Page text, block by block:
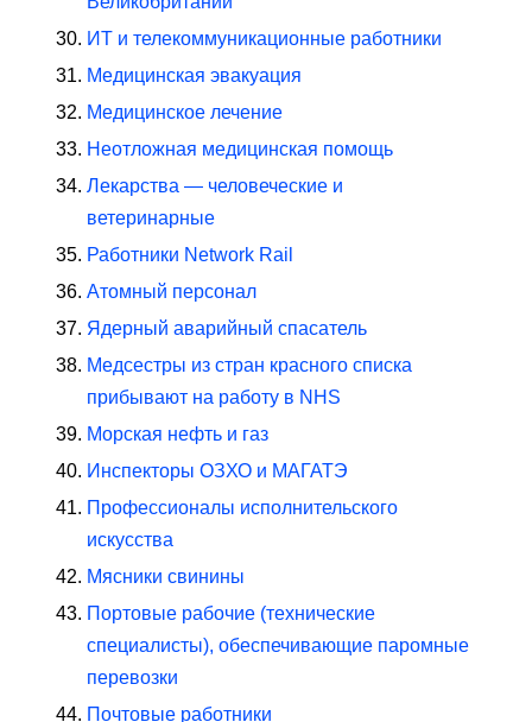
ИТ и телекоммуникационные работники
Медицинская эвакуация
Медицинское лечение
Неотложная медицинская помощь
Лекарства — человеческие и
ветеринарные
Работники Network Rail
Атомный персонал
Ядерный аварийный спасатель
Медсестры из стран красного списка
прибывают на работу в NHS
Морская нефть и газ
Инспекторы ОЗХО и МАГАТЭ
Профессионалы исполнительского
искусства
Мясники свинины
Портовые рабочие (технические
специалисты), обеспечивающие паромные
перевозки
Почтовые работники